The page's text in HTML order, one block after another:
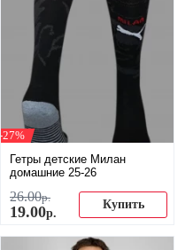
-27%
Гетры детские Милан
домашние 25-26
26.00р.
19.00р.
Купить